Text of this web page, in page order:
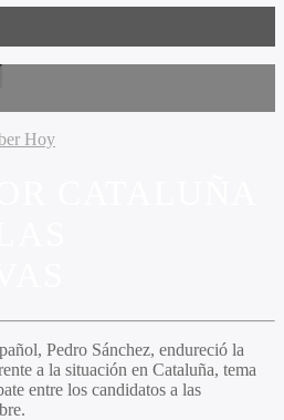
Hoy
Pedro Sánchez, endureció la
a la situación en Cataluña, tema
entre los candidatos a las